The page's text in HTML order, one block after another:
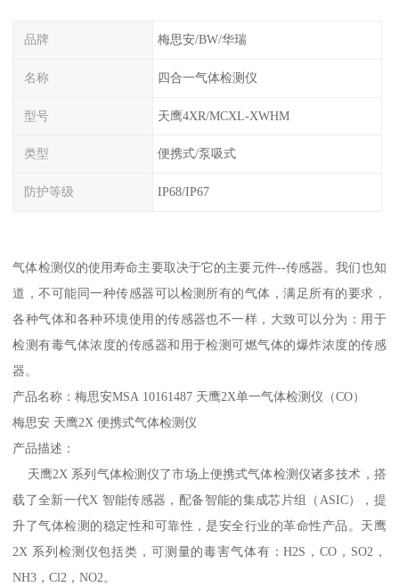
品牌 梅思安/BW/华瑞
名称 四合一气体检测仪
型号 天鹰4XR/MCXL-XWHM
类型 便携式/泵吸式
防护等级 IP68/IP67
气体检测仪的使用寿命主要取决于它的主要元件--传感器。我们也知
道，不可能同一种传感器可以检测所有的气体，满足所有的要求，
各种气体和各种环境使用的传感器也不一样，大致可以分为：用于
检测有毒气体浓度的传感器和用于检测可燃气体的爆炸浓度的传感
器。
产品名称：梅思安MSA 10161487 天鹰2X单一气体检测仪（CO）
梅思安 天鹰2X 便携式气体检测仪
产品描述：
天鹰2X 系列气体检测仪了市场上便携式气体检测仪诸多技术，搭
载了全新一代X 智能传感器，配备智能的集成芯片组（ASIC），提
升了气体检测的稳定性和可靠性，是安全行业的革命性产品。天鹰
2X 系列检测仪包括类，可测量的毒害气体有：H2S，CO，SO2，
NH3，Cl2，NO2。